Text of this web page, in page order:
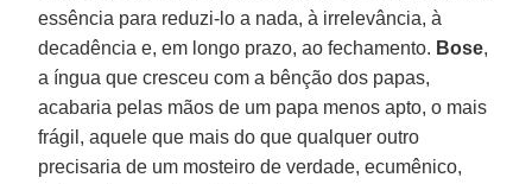
essência para reduzi-lo a nada, à irrelevância, à
decadência e, em longo prazo, ao fechamento. Bose,
a íngua que cresceu com a bênção dos papas,
acabaria pelas mãos de um papa menos apto, o mais
frágil, aquele que mais do que qualquer outro
precisaria de um mosteiro de verdade, ecumênico,